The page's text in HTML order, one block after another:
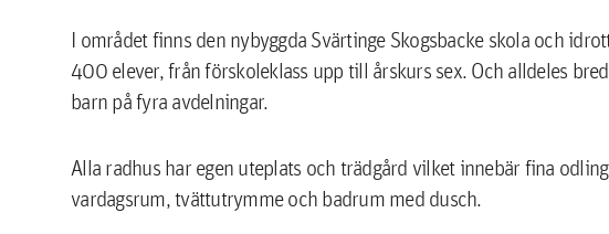
I området finns den nybyggda Svärtinge Skogsbacke skola och
400 elever, från förskoleklass upp till årskurs sex. Och alldeles
barn på fyra avdelningar.
Alla radhus har egen uteplats och trädgård vilket innebär fina
vardagsrum, tvättutrymme och badrum med dusch.